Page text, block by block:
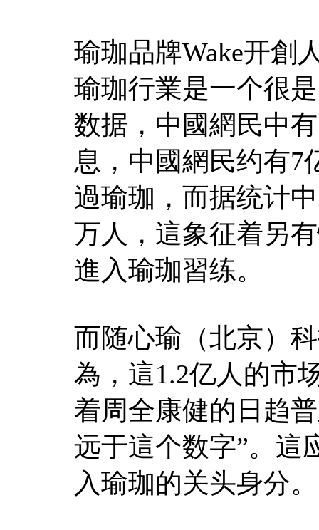
瑜珈品牌Wake开創
瑜珈行業是一个很
数据，中國網民中
息，中國網民约有7
過瑜珈，而据统计
万人，這象征着另
進入瑜珈習练。
而随心瑜（北京）
為，這1.2亿人的市
着周全康健的日趋
远于這个数字”。這
入瑜珈的关头身分。